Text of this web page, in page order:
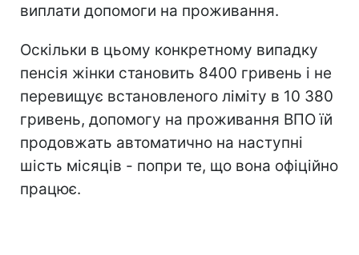
виплати допомоги на проживання.
Оскільки в цьому конкретному випадку
пенсія жінки становить 8400 гривень і не
перевищує встановленого ліміту в 10 380
гривень, допомогу на проживання ВПО їй
продовжать автоматично на наступні
шість місяців - попри те, що вона офіційно
працює.